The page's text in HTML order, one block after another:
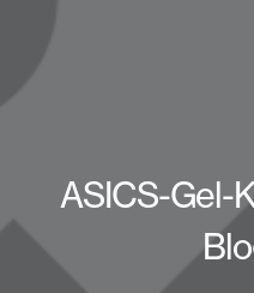
ASICS-Gel-